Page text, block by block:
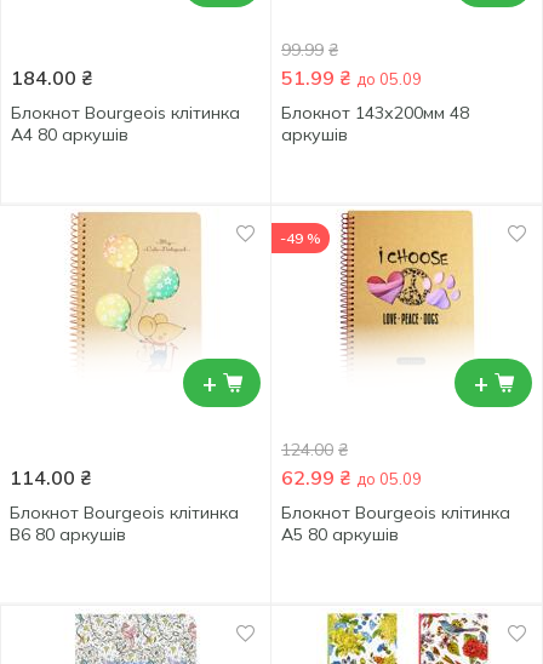
184.00 ₴
Блокнот Bourgeois клітинка
А4 80 аркушів
99.99 ₴
51.99 ₴ до 05.09
Блокнот 143х200мм 48
аркушів
+
114.00 ₴
Блокнот Bourgeois клітинка
В6 80 аркушів
+
-49 %
124.00 ₴
62.99 ₴ до 05.09
Блокнот Bourgeois клітинка
А5 80 аркушів